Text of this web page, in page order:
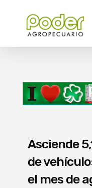
Asciende
de
el mes de